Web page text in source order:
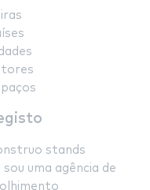
stands
sou uma agência de